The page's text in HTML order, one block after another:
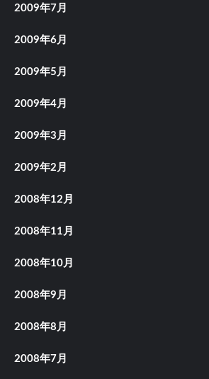
2009年7月
2009年6月
2009年5月
2009年4月
2009年3月
2009年2月
2008年12月
2008年11月
2008年10月
2008年9月
2008年8月
2008年7月